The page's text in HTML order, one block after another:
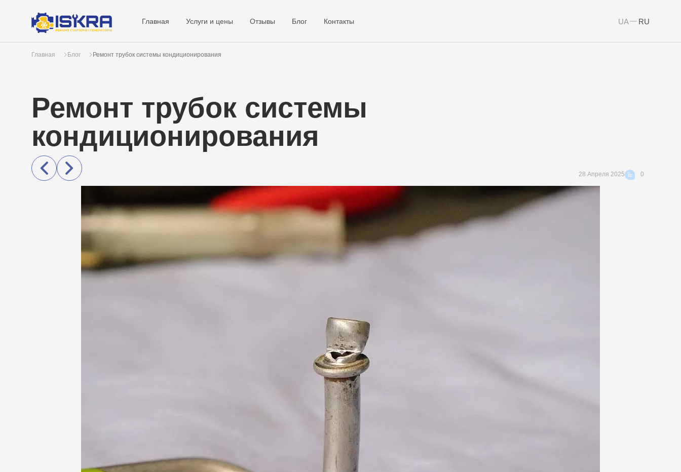
Главная Услуги и цены Отзывы Блог Контакты UA RU
Главная Блог Ремонт трубок системы кондиционирования
Ремонт трубок системы
кондиционирования
prev-
post
next-
post
28 Апреля 2025 0